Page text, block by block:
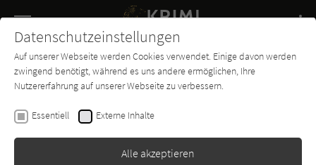
SUCHE
Buch-
Entdecker
Forum Charts
Harlan Coben
In tiefster Nacht
Erschienen: Juni 2025 4
Datenschutzeinstellungen
Auf unserer Webseite werden Cookies verwendet. Einige davon werden
zwingend benötigt, während es uns andere ermöglichen, Ihre
Nutzererfahrung auf unserer Webseite zu verbessern.
Essentiell Externe Inhalte
Alle akzeptieren